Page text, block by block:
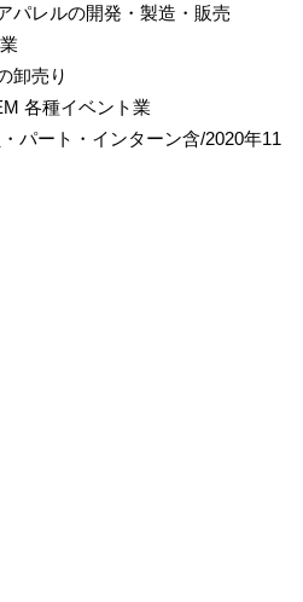
パレルの開発・製造・販売
卸売り
各種イベント業
パート・インターン含/2020年11